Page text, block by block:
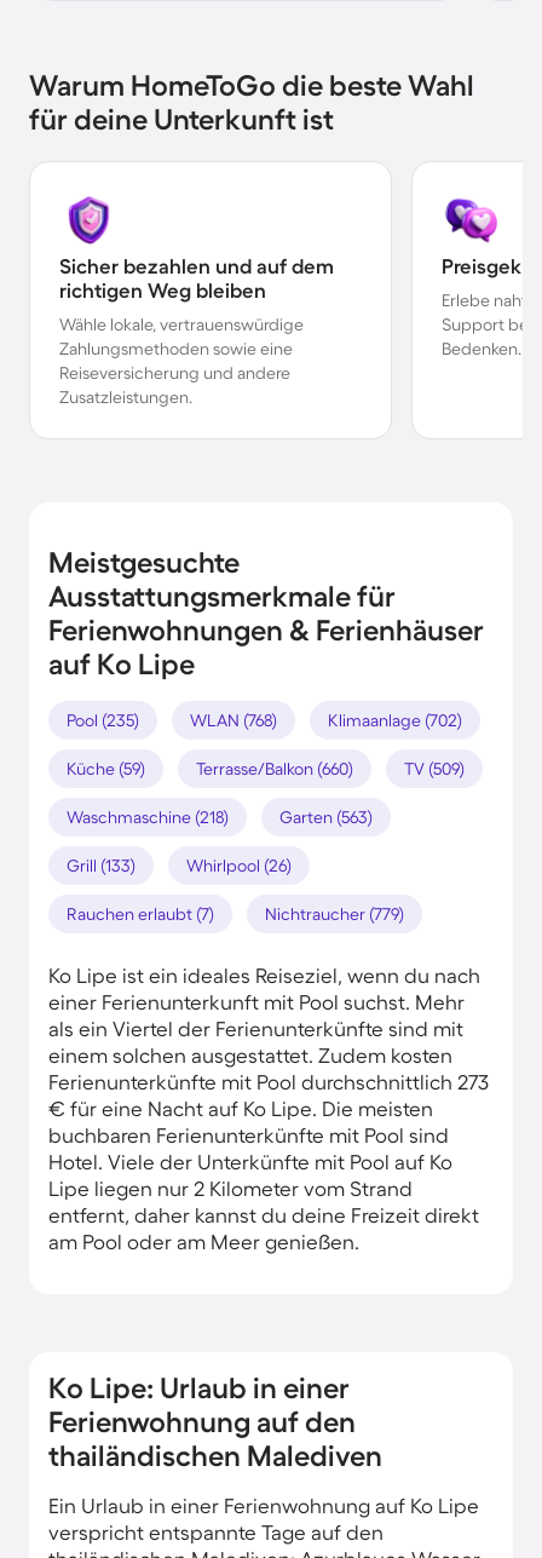
Warum HomeToGo die beste Wahl
für deine Unterkunft ist
Sicher bezahlen und auf dem
richtigen Weg bleiben
Wähle lokale, vertrauenswürdige
Zahlungsmethoden sowie eine
Reiseversicherung und andere
Zusatzleistungen.
Erlebe
Support bei
Bedenken.
Meistgesuchte
Ausstattungsmerkmale für
Ferienwohnungen & Ferienhäuser
auf Ko Lipe
Pool (235) WLAN (768) Klimaanlage (702)
Küche (59) Terrasse/Balkon (660) TV (509)
Waschmaschine (218) Garten (563)
Grill (133) Whirlpool (26)
Rauchen erlaubt (7) Nichtraucher (779)
Ko Lipe ist ein ideales Reiseziel, wenn du nach
einer Ferienunterkunft mit Pool suchst. Mehr
als ein Viertel der Ferienunterkünfte sind mit
einem solchen ausgestattet. Zudem kosten
Ferienunterkünfte mit Pool durchschnittlich 273
€ für eine Nacht auf Ko Lipe. Die meisten
buchbaren Ferienunterkünfte mit Pool sind
Hotel. Viele der Unterkünfte mit Pool auf Ko
Lipe liegen nur 2 Kilometer vom Strand
entfernt, daher kannst du deine Freizeit direkt
am Pool oder am Meer genießen.
Ko Lipe: Urlaub in einer
Ferienwohnung auf den
thailändischen Malediven
Ein Urlaub in einer Ferienwohnung auf Ko Lipe
verspricht entspannte Tage auf den